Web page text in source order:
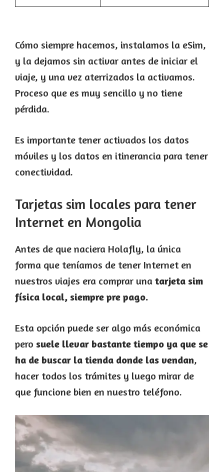
Cómo siempre hacemos, instalamos la eSim,
y la dejamos sin activar antes de iniciar el
viaje, y una vez aterrizados la activamos.
Proceso que es muy sencillo y no tiene
pérdida.
Es importante tener activados los datos
móviles y los datos en itinerancia para tener
conectividad.
Tarjetas sim locales para tener
Internet en Mongolia
Antes de que naciera Holafly, la única
forma que teníamos de tener Internet en
nuestros viajes era comprar una tarjeta sim
física local, siempre pre pago.
Esta opción puede ser algo más económica
pero suele llevar bastante tiempo ya que se
ha de buscar la tienda donde las vendan,
hacer todos los trámites y luego mirar de
que funcione bien en nuestro teléfono.